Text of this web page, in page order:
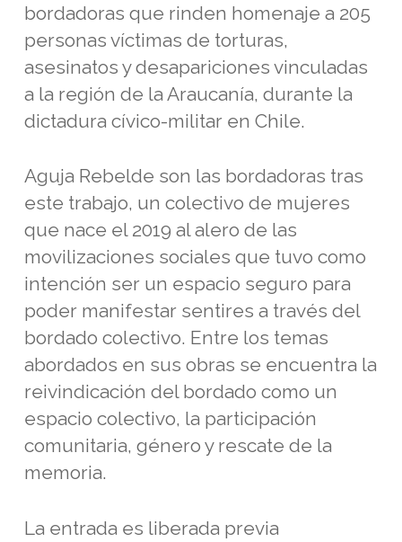
bordadoras que rinden homenaje a 205
personas víctimas de torturas,
asesinatos y desapariciones vinculadas
a la región de la Araucanía, durante la
dictadura cívico-militar en Chile.
Aguja Rebelde son las bordadoras tras
este trabajo, un colectivo de mujeres
que nace el 2019 al alero de las
movilizaciones sociales que tuvo como
intención ser un espacio seguro para
poder manifestar sentires a través del
bordado colectivo. Entre los temas
abordados en sus obras se encuentra la
reivindicación del bordado como un
espacio colectivo, la participación
comunitaria, género y rescate de la
memoria.
La entrada es liberada previa